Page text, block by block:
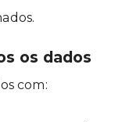
os dados
com: